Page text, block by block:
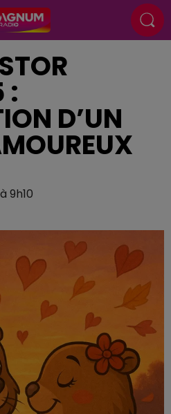
:
D’UN
9h10